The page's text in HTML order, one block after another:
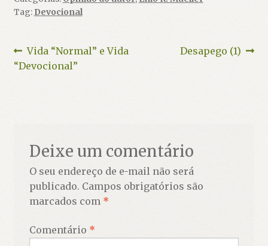
Tag: Devocional
Navegação
de
Post
anterior:
Vida “Normal” e Vida
“Devocional”
Próximo
Desapego (1)
Deixe um comentário
O seu endereço de e-mail não será
publicado. Campos obrigatórios são
marcados com *
Comentário *